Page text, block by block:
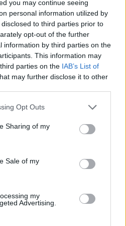
you may continue seeing
personal information utilized by
to third parties prior to
opt-out of the further
information by third parties on the
This information may
parties on the IAB’s List of
may further disclose it to other
Opt Outs
Sharing of my
Sale of my
my
Advertising.
που γνωρίζει ήδη
και τον στρατό,
να ηγηθεί σε έναν
«Είναι 3 το πρωί…
στο τηλέφωνο;».
τη Χίλαρι Κλίντον
και να σηκώνει το
τον
Μαρκ Πεν
, και βασίστηκε
διαφήμιση του
μειονέκτημα του